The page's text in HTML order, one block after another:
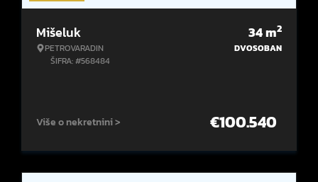
Mišeluk
PETROVARADIN
ŠIFRA: #568484
34m2
DVOSOBAN
Više o nekretnini > €100.540